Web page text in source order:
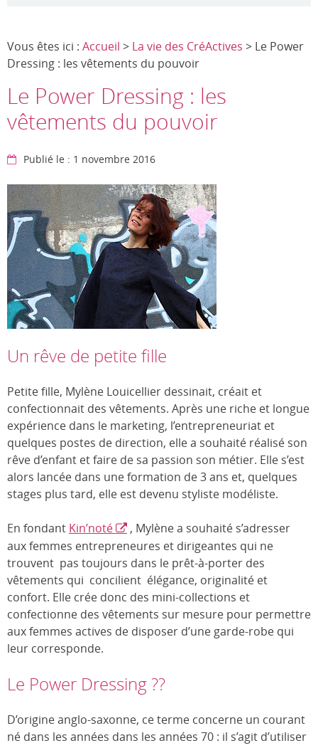
Vous êtes ici : Accueil > La vie des CréActives > Le Power
Dressing : les vêtements du pouvoir
Le Power Dressing : les
vêtements du pouvoir
Publié le : 1 novembre 2016
Un rêve de petite fille
Petite fille, Mylène Louicellier dessinait, créait et
confectionnait des vêtements. Après une riche et longue
expérience dans le marketing, l’entrepreneuriat et
quelques postes de direction, elle a souhaité réalisé son
rêve d’enfant et faire de sa passion son métier. Elle s’est
alors lancée dans une formation de 3 ans et, quelques
stages plus tard, elle est devenu styliste modéliste.
En fondant Kin’noté
, Mylène a souhaité s’adresser
aux femmes entrepreneures et dirigeantes qui ne
trouvent pas toujours dans le prêt-à-porter des
vêtements qui concilient élégance, originalité et
confort. Elle crée donc des mini-collections et
confectionne des vêtements sur mesure pour permettre
aux femmes actives de disposer d’une garde-robe qui
leur corresponde.
Le Power Dressing ??
D’origine anglo-saxonne, ce terme concerne un courant
né dans les années dans les années 70 : il s’agit d’utiliser